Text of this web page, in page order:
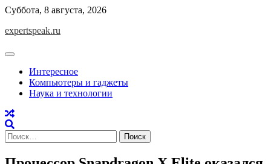
Skip
content
Суббота, 8 августа, 2026
expertspeak.ru
Интересное
Компьютеры и гаджеты
Наука и технологии
Найти: